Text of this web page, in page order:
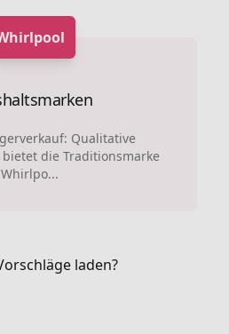
Qualitative
die Traditionsmarke
Whirlpo...
laden?